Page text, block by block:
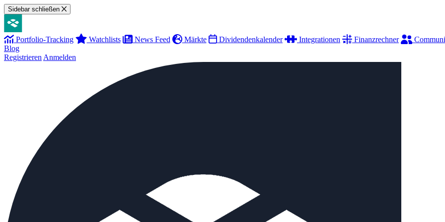
Sidebar schließen
Portfolio-Tracking Watchlists News Feed Märkte Dividendenkalender Integrationen Finanzrechner
Blog
Registrieren Anmelden